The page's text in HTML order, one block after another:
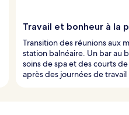
Travail et bonheur à la
Transition des réunions aux
station balnéaire. Un bar au
soins de spa et des courts
après des journées de